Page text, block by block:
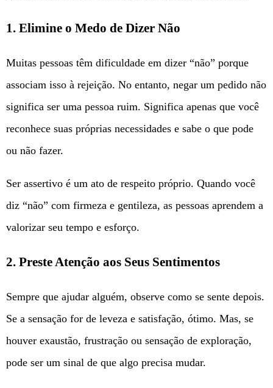
1. Elimine o Medo de Dizer Não
Muitas pessoas têm dificuldade em dizer “não” porque
associam isso à rejeição. No entanto, negar um pedido não
significa ser uma pessoa ruim. Significa apenas que você
reconhece suas próprias necessidades e sabe o que pode
ou não fazer.
Ser assertivo é um ato de respeito próprio. Quando você
diz “não” com firmeza e gentileza, as pessoas aprendem a
valorizar seu tempo e esforço.
2. Preste Atenção aos Seus Sentimentos
Sempre que ajudar alguém, observe como se sente depois.
Se a sensação for de leveza e satisfação, ótimo. Mas, se
houver exaustão, frustração ou sensação de exploração,
pode ser um sinal de que algo precisa mudar.